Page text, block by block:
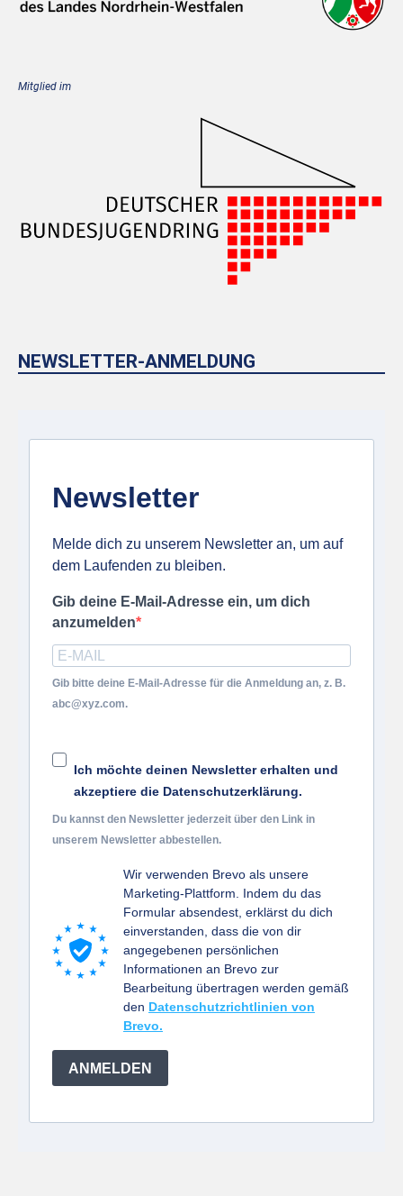
Mitglied im
NEWSLETTER-ANMELDUNG
Newsletter
Melde dich zu unserem Newsletter an, um auf
dem Laufenden zu bleiben.
Gib deine E-Mail-Adresse ein, um dich
anzumelden
Gib bitte deine E-Mail-Adresse für die Anmeldung an, z. B.
abc@xyz.com.
Ich möchte deinen Newsletter erhalten und
akzeptiere die Datenschutzerklärung.
Du kannst den Newsletter jederzeit über den Link in
unserem Newsletter abbestellen.
Wir verwenden Brevo als unsere
Marketing-Plattform. Indem du das
Formular absendest, erklärst du dich
einverstanden, dass die von dir
angegebenen persönlichen
Informationen an Brevo zur
Bearbeitung übertragen werden gemäß
den Datenschutzrichtlinien von
Brevo.
ANMELDEN